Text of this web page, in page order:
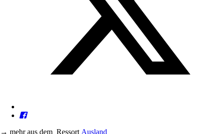
→ mehr aus dem Ressort Ausland